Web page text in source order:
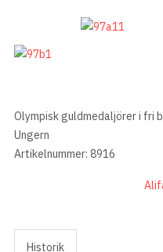
Olympisk guldmedaljörer i fri
Ungern
Artikelnummer: 8916
Historik